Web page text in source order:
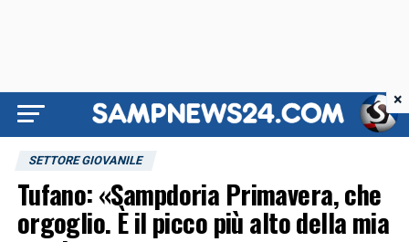
SETTORE GIOVANILE
Tufano: «Sampdoria Primavera, che
orgoglio. È il picco più alto della mia
×